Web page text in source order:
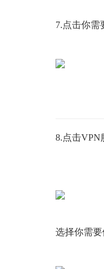
7.点击你需
8.点击VPN
选择你需